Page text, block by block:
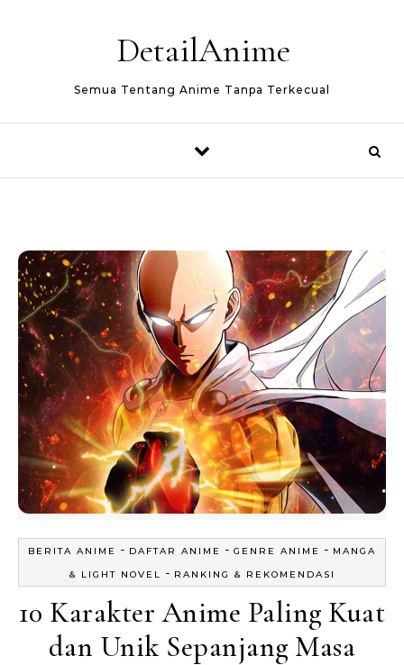
DetailAnime
Semua Tentang Anime Tanpa Terkecual
BERITA ANIME - DAFTAR ANIME - GENRE ANIME - MANGA
& LIGHT NOVEL - RANKING & REKOMENDASI
10 Karakter Anime Paling Kuat
dan Unik Sepanjang Masa